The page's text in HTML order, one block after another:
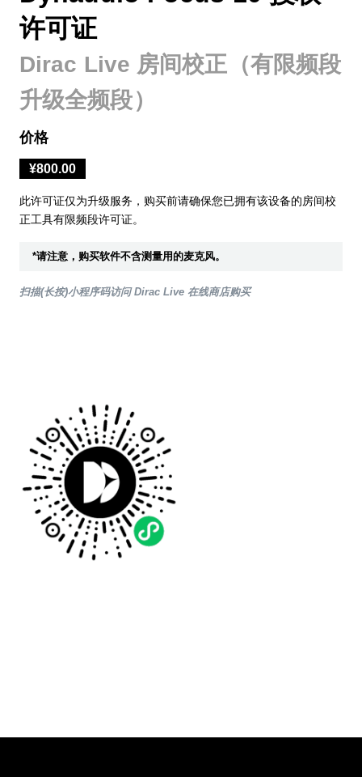
许可证
Dirac Live 房间校正（有限频段
升级全频段）
价格
¥800.00
此许可证仅为升级服务，购买前请确保您已拥有该设备的房间校
正工具有限频段许可证。
*请注意，购买软件不含测量用的麦克风。
扫描(长按)小程序码访问 Dirac Live 在线商店购买